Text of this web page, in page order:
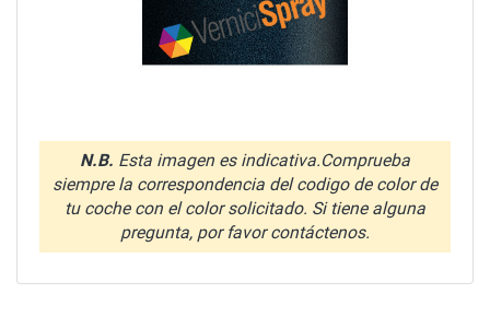
N.B. Esta imagen es indicativa.Comprueba
siempre la correspondencia del codigo de color de
tu coche con el color solicitado. Si tiene alguna
pregunta, por favor contáctenos.